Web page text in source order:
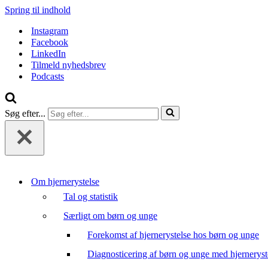
Spring til indhold
Instagram
Facebook
LinkedIn
Tilmeld nyhedsbrev
Podcasts
Søg efter...
Om hjernerystelse
Tal og statistik
Særligt om børn og unge
Forekomst af hjernerystelse hos børn og unge
Diagnosticering af børn og unge med